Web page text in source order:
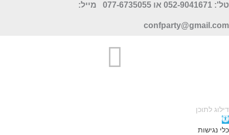
9041671 או 077-6735055 מייל:
confparty
לתוכן
נגישות